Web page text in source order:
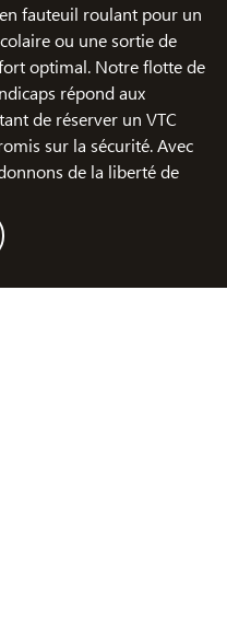
fauteuil roulant pour un
ou une sortie de
optimal. Notre flotte de
répond aux
de réserver un VTC
sur la sécurité. Avec
de la liberté de